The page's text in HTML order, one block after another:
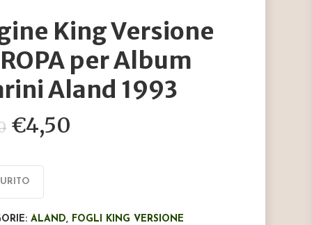
King Versione
per Album
Aland 1993
Il
prezzo
originale
era:
€7,50.
€4,50
€4,50.
ALAND, FOGLI KING VERSIONE